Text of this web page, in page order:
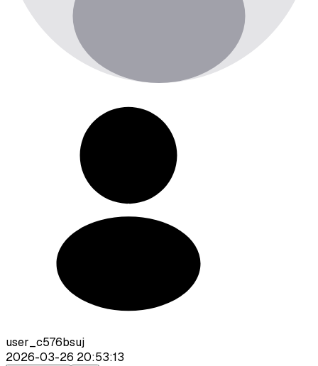
user_c576bsuj
2026-03-26 20:53:13